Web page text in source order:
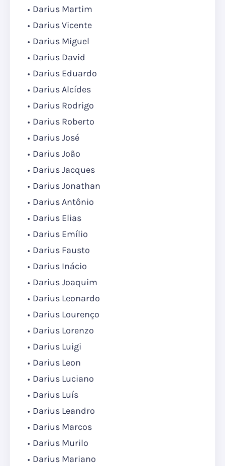
Darius Martim
Darius Vicente
Darius Miguel
Darius David
Darius Eduardo
Darius Alcídes
Darius Rodrigo
Darius Roberto
Darius José
Darius João
Darius Jacques
Darius Jonathan
Darius Antônio
Darius Elias
Darius Emílio
Darius Fausto
Darius Inácio
Darius Joaquim
Darius Leonardo
Darius Lourenço
Darius Lorenzo
Darius Luigi
Darius Leon
Darius Luciano
Darius Luís
Darius Leandro
Darius Marcos
Darius Murilo
Darius Mariano